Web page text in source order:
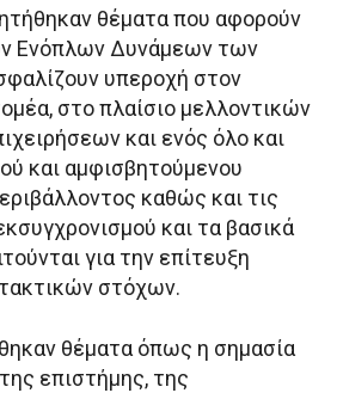
θέματα που αφορούν
Ενόπλων Δυνάμεων των
υπεροχή στον
στο πλαίσιο μελλοντικών
και ενός όλο και
και αμφισβητούμενου
καθώς και τις
και τα βασικά
για την επίτευξη
στόχων.
θέματα όπως η σημασία
επιστήμης, της